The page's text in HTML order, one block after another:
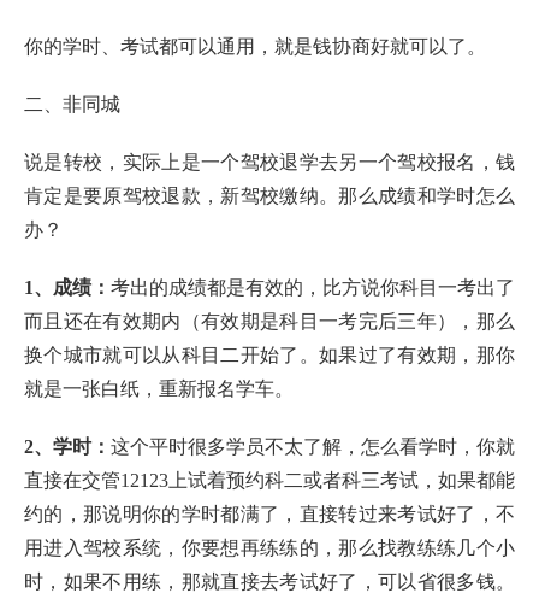
你的学时、考试都可以通用，就是钱协商好就可以了。
二、非同城
说是转校，实际上是一个驾校退学去另一个驾校报名，钱
肯定是要原驾校退款，新驾校缴纳。那么成绩和学时怎么
办？
1、成绩： 考出的成绩都是有效的，比方说你科目一考出了
而且还在有效期内（有效期是科目一考完后三年），那么
换个城市就可以从科目二开始了。如果过了有效期，那你
就是一张白纸，重新报名学车。
2、学时： 这个平时很多学员不太了解，怎么看学时，你就
直接在交管12123上试着预约科二或者科三考试，如果都能
约的，那说明你的学时都满了，直接转过来考试好了，不
用进入驾校系统，你要想再练练的，那么找教练练几个小
时，如果不用练，那就直接去考试好了，可以省很多钱。